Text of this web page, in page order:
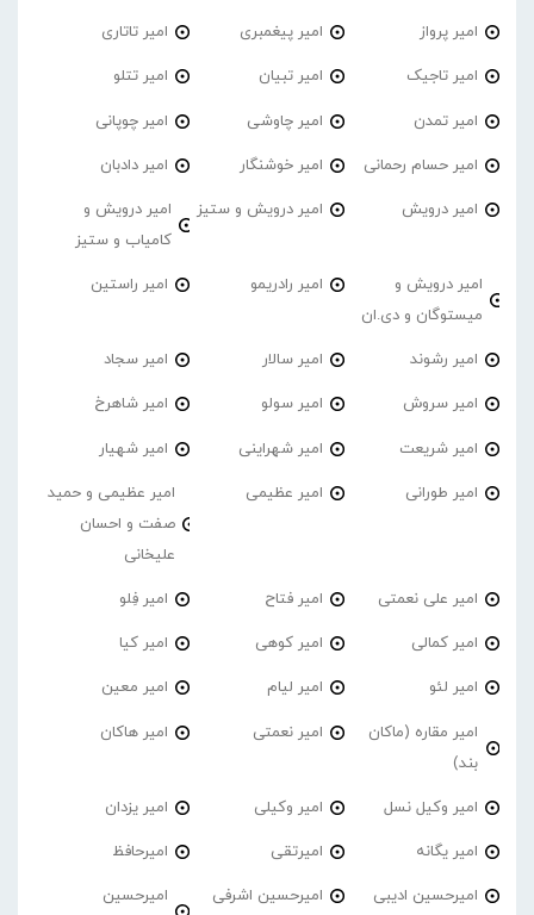
امیر پرواز امیر پیغمبری امیر تاتاری
امیر تاجیک امیر تبیان امیر تتلو
امیر تمدن امیر چاوشی امیر چوپانی
امیر حسام رحمانی امیر خوشنگار امیر دادبان
امیر درویش امیر درویش و ستیز
امیر درویش و
کامیاب و ستیز
امیر درویش و
میستوگان و دی.ان
امیر رادریمو امیر راستین
امیر رشوند امیر سالار امیر سجاد
امیر سروش امیر سولو امیر شاهرخ
امیر شریعت امیر شهراینی امیر شهیار
امیر طورانی امیر عظیمی
امیر عظیمی و حمید
صفت و احسان
علیخانی
امیر علی نعمتی امیر فتاح امیر فِلو
امیر کمالی امیر کوهی امیر کیا
امیر لئو امیر لیام امیر معین
امیر مقاره (ماکان
بند)
امیر نعمتی امیر هاکان
امیر وکیل نسل امیر وکیلی امیر یزدان
امیر یگانه امیرتقی امیرحافظ
امیرحسین ادیبی امیرحسین اشرفی
امیرحسین